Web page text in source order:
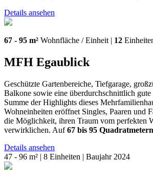
Details ansehen
67 - 95 m² Wohnfläche / Einheit | 12
MFH Egaublick
Geschützte Gartenbereiche, Tiefgarage,
Balkone sowie eine überdurchschnittlich
Summe der Highlights dieses
Wohneinheiten eröffnet Singles, Paaren und
die Möglichkeit, ihren Traum vom perfekten
verwirklichen. Auf67 bis 95
Details ansehen
47 - 96 m² | 8 Einheiten | Baujahr 2024